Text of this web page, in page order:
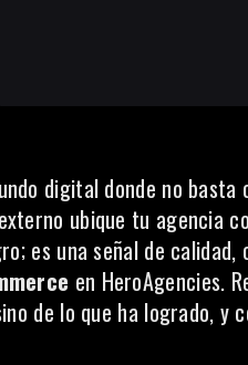
digital donde no
ubique tu agencia
es una señal de
en HeroAgencies.
de lo que ha logrado,